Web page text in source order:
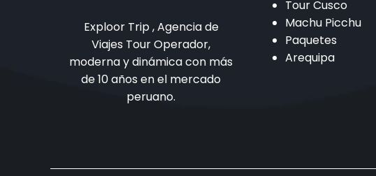
Exploor Trip , Agencia de
Viajes Tour Operador,
moderna y dinámica con más
de 10 años en el mercado
peruano.
Tour Cusco
Machu Picchu
Paquetes
Arequipa